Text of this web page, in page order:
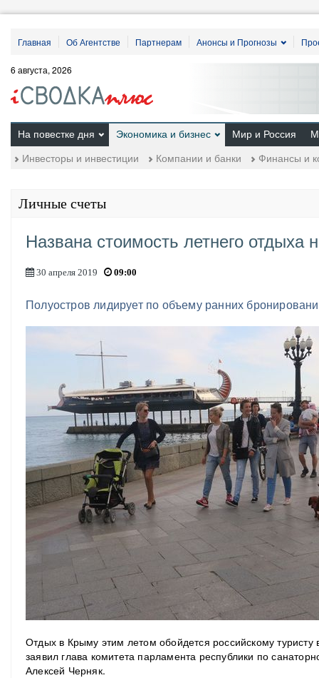
Главная Об Агентстве Партнерам Анонсы и Прогнозы
6 августа, 2026
На повестке дня Экономика и бизнес
Инвесторы и инвестиции Компании и банки Финансы и
Мир и Россия
Личные счеты
Названа стоимость летнего отдыха
30 апреля 2019 09:00
Полуостров лидирует по объему ранних
Отдых в Крыму этим летом обойдется российскому
заявил глава комитета парламента республики по
Алексей Черняк.